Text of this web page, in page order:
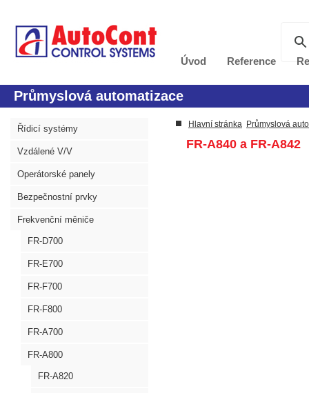
Úvod Reference
Průmyslová automatizace
Řídicí systémy
Vzdálené V/V
Operátorské panely
Bezpečnostní prvky
Frekvenční měniče
FR-D700
FR-E700
FR-F700
FR-F800
FR-A700
FR-A800
FR-A820
Hlavní stránka Průmyslová
FR-A840 a FR-A842